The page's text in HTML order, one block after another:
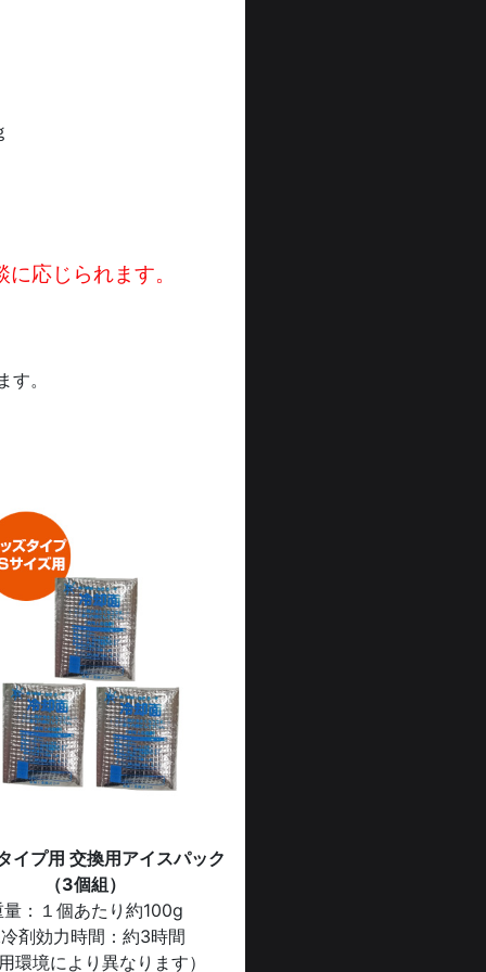
応じられます。
。
イプ用 交換用アイスパック
（3個組）
量：１個あたり約100g
剤効力時間：約3時間
環境により異なります）